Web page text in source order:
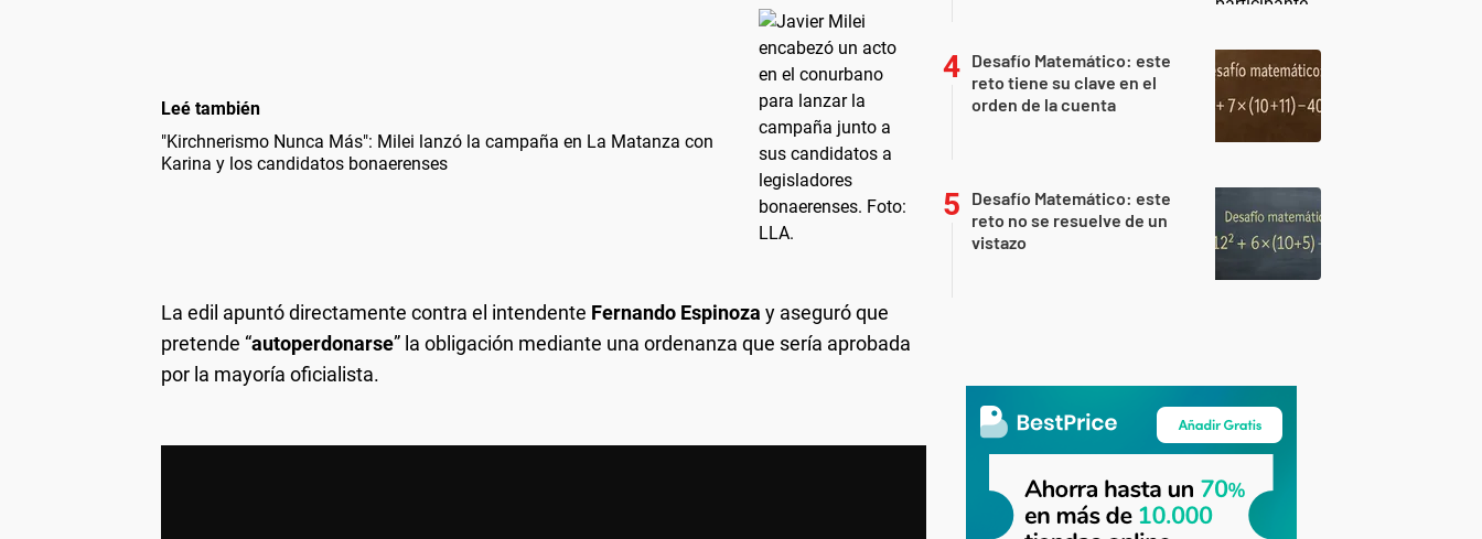
Leé también
"Kirchnerismo Nunca Más": Milei lanzó la campaña en La Matanza con
Karina y los candidatos bonaerenses
La edil apuntó directamente contra el intendente Fernando Espinoza y aseguró que
pretende “autoperdonarse” la obligación mediante una ordenanza que sería aprobada
por la mayoría oficialista.
Desafío Matemático: este
reto tiene su clave en el
orden de la cuenta
Desafío Matemático: este
reto no se resuelve de un
vistazo